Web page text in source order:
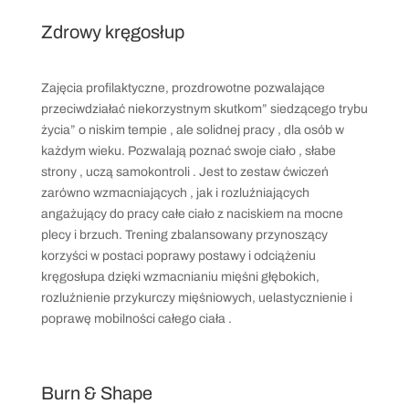
Zdrowy kręgosłup
Zajęcia profilaktyczne, prozdrowotne pozwalające
przeciwdziałać niekorzystnym skutkom” siedzącego trybu
życia” o niskim tempie , ale solidnej pracy , dla osób w
każdym wieku. Pozwalają poznać swoje ciało , słabe
strony , uczą samokontroli . Jest to zestaw ćwiczeń
zarówno wzmacniających , jak i rozluźniających
angażujący do pracy całe ciało z naciskiem na mocne
plecy i brzuch. Trening zbalansowany przynoszący
korzyści w postaci poprawy postawy i odciążeniu
kręgosłupa dzięki wzmacnianiu mięśni głębokich,
rozluźnienie przykurczy mięśniowych, uelastycznienie i
poprawę mobilności całego ciała .
Burn & Shape